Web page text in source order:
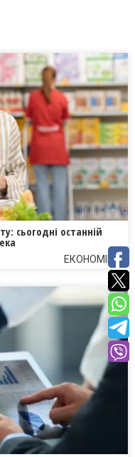
сьогодні останній
ЕКОНОМІКА